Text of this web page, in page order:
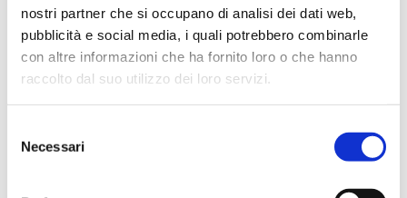
nostri partner che si occupano di analisi dei dati web,
pubblicità e social media, i quali potrebbero combinarle
con altre informazioni che ha fornito loro o che hanno
raccolto dal suo utilizzo dei loro servizi.
delNecessari